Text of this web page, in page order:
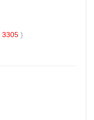
3305 )